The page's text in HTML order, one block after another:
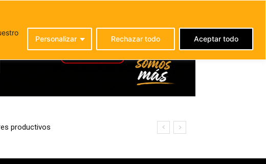
Personalizar Rechazar todo Aceptar todo
productivos
de Neuromajo